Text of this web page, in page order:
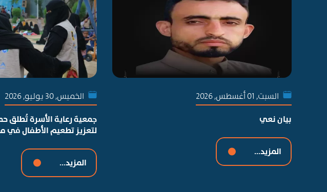
السبت, 01 أغسطس, 2026
بيان نعي
المزيد...
الخميس, 30 يوليو, 2026
جمعية رعاية الأسرة تُطلق
لتعزيز تطعيم الأطفال
المزيد...